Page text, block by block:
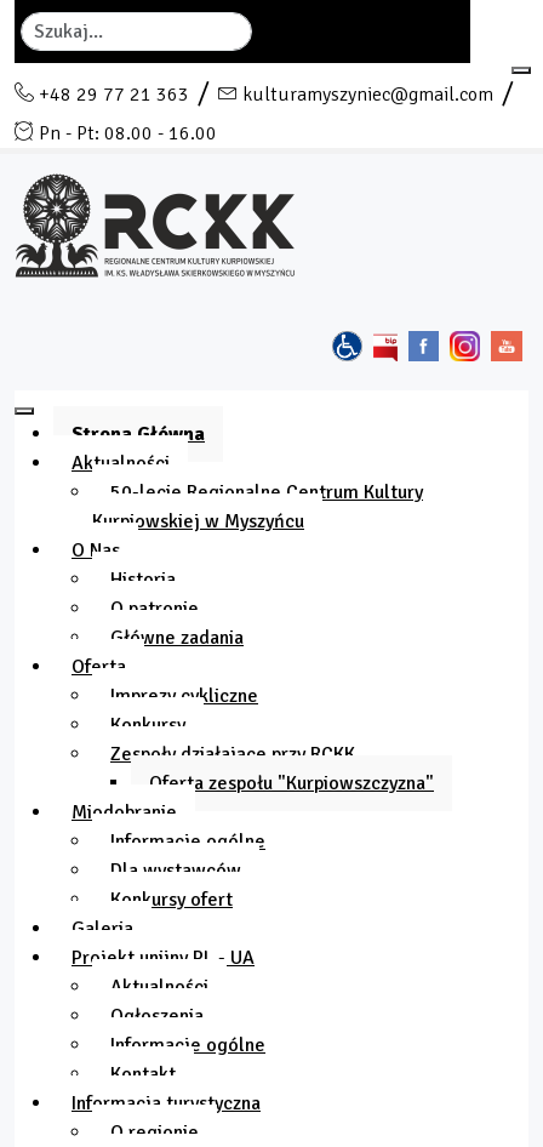
Szukaj
+48 29 77 21 363
kulturamyszyniec@gmail.com
Pn - Pt: 08.00 - 16.00
Strona Główna
Aktualności
50-lecie Regionalne Centrum Kultury
Kurpiowskiej w Myszyńcu
O Nas
Historia
O patronie
Główne zadania
Oferta
Imprezy cykliczne
Konkursy
Zespoły działające przy RCKK
Oferta zespołu "Kurpiowszczyzna"
Miodobranie
Informacje ogólne
Dla wystawców
Konkursy ofert
Galeria
Projekt unijny PL - UA
Aktualności
Ogłoszenia
Informacje ogólne
Kontakt
Informacja turystyczna
O regionie